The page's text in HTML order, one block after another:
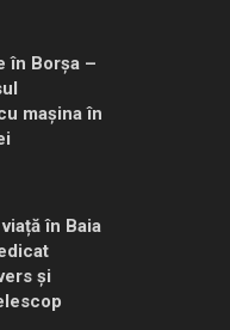
în Borșa –
mașina în
în Baia
și